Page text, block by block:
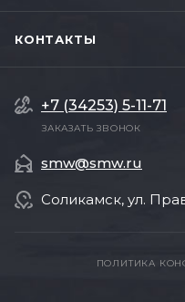
КОНТАКТЫ
+7 (34253) 5-11-71
ЗАКАЗАТЬ ЗВОНОК
smw@smw.ru
Соликамск, ул.
ПОЛИТИКА